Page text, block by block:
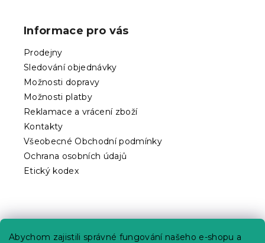
Abychom zajistili správné fungování našeho e-shopu a
Informace pro vás
Prodejny
Sledování objednávky
Možnosti dopravy
Možnosti platby
Reklamace a vrácení zboží
Kontakty
Všeobecné Obchodní podmínky
Ochrana osobních údajů
Etický kodex